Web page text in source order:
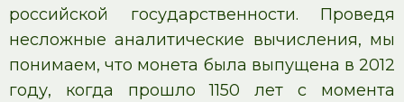
российской государственности. Проведя
несложные аналитические вычисления, мы
понимаем, что монета была выпущена в 2012
году, когда прошло 1150 лет с момента